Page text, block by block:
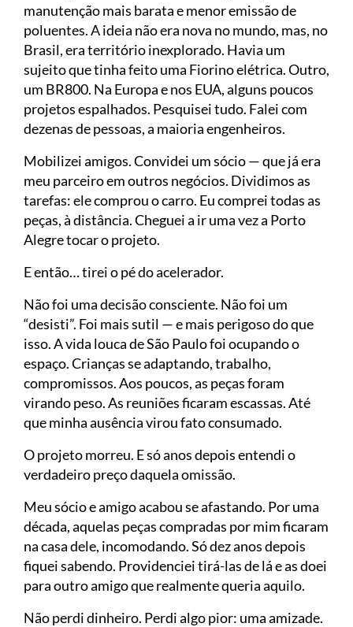
manutenção mais barata e menor emissão de
poluentes. A ideia não era nova no mundo, mas, no
Brasil, era território inexplorado. Havia um
sujeito que tinha feito uma Fiorino elétrica. Outro,
um BR800. Na Europa e nos EUA, alguns poucos
projetos espalhados. Pesquisei tudo. Falei com
dezenas de pessoas, a maioria engenheiros.
Mobilizei amigos. Convidei um sócio — que já era
meu parceiro em outros negócios. Dividimos as
tarefas: ele comprou o carro. Eu comprei todas as
peças, à distância. Cheguei a ir uma vez a Porto
Alegre tocar o projeto.
E então… tirei o pé do acelerador.
Não foi uma decisão consciente. Não foi um
“desisti”. Foi mais sutil — e mais perigoso do que
isso. A vida louca de São Paulo foi ocupando o
espaço. Crianças se adaptando, trabalho,
compromissos. Aos poucos, as peças foram
virando peso. As reuniões ficaram escassas. Até
que minha ausência virou fato consumado.
O projeto morreu. E só anos depois entendi o
verdadeiro preço daquela omissão.
Meu sócio e amigo acabou se afastando. Por uma
década, aquelas peças compradas por mim ficaram
na casa dele, incomodando. Só dez anos depois
fiquei sabendo. Providenciei tirá-las de lá e as doei
para outro amigo que realmente queria aquilo.
Não perdi dinheiro. Perdi algo pior: uma amizade.